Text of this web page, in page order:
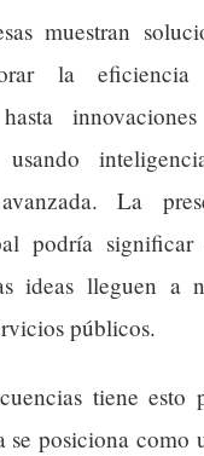
muestran
la eficiencia
hasta
usando
La
podría
ideas lleguen a
públicos.
tiene esto
se posiciona como